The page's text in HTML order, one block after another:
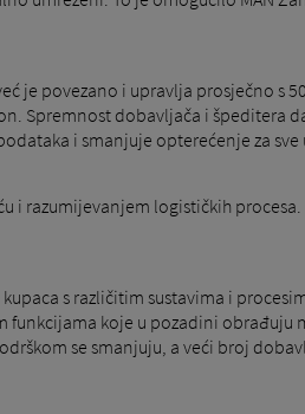
je povezano i upravlja prosječno s
Spremnost dobavljača i špeditera
i smanjuje opterećenje za sve
razumijevanjem logističkih procesa.
s različitim sustavima i
funkcijama koje u pozadini obrađuju
se smanjuju, a veći broj